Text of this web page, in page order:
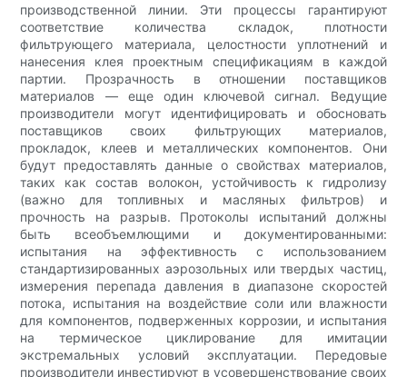
производственной линии. Эти процессы гарантируют
соответствие количества складок, плотности
фильтрующего материала, целостности уплотнений и
нанесения клея проектным спецификациям в каждой
партии. Прозрачность в отношении поставщиков
материалов — еще один ключевой сигнал. Ведущие
производители могут идентифицировать и обосновать
поставщиков своих фильтрующих материалов,
прокладок, клеев и металлических компонентов. Они
будут предоставлять данные о свойствах материалов,
таких как состав волокон, устойчивость к гидролизу
(важно для топливных и масляных фильтров) и
прочность на разрыв. Протоколы испытаний должны
быть всеобъемлющими и документированными:
испытания на эффективность с использованием
стандартизированных аэрозольных или твердых частиц,
измерения перепада давления в диапазоне скоростей
потока, испытания на воздействие соли или влажности
для компонентов, подверженных коррозии, и испытания
на термическое циклирование для имитации
экстремальных условий эксплуатации. Передовые
производители инвестируют в усовершенствование своих